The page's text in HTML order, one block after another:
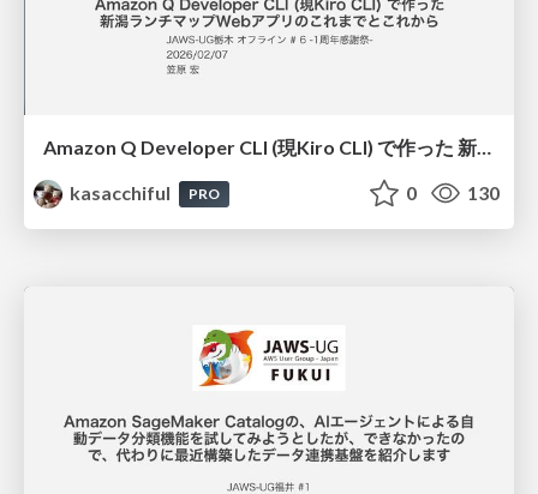
Amazon Q Developer CLI (現Kiro CLI) で作った 新潟ランチマップWebアプリのこれまでとこれから / 20260207jawsug-tochigi
kasacchiful
PRO 0 130